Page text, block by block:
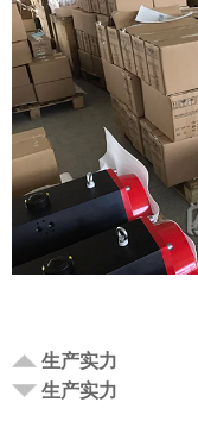
生产实力
生产实力